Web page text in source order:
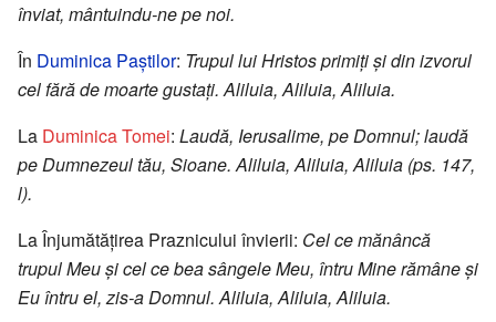
înviat, mântuindu-ne pe noi.
În Duminica Paştilor: Trupul lui Hristos primiţi şi din izvorul
cel fără de moarte gustaţi. Aliluia, Aliluia, Aliluia.
La Duminica Tomei: Laudă, Ierusalime, pe Domnul; laudă
pe Dumnezeul tău, Sioane. Aliluia, Aliluia, Aliluia (ps. 147,
l).
La Înjumătăţirea Praznicului învierii: Cel ce mănâncă
trupul Meu şi cel ce bea sângele Meu, întru Mine rămâne şi
Eu întru el, zis-a Domnul. Aliluia, Aliluia, Aliluia.